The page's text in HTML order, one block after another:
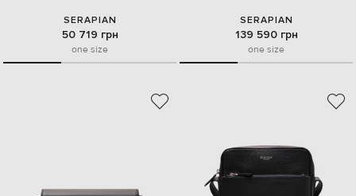
SERAPIAN
50 719 грн
one size
SERAPIAN
139 590 грн
one size